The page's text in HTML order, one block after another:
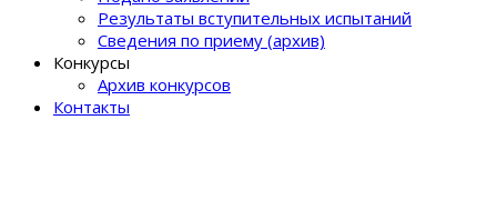
Результаты вступительных испытаний
Сведения по приему (архив)
Конкурсы
Архив конкурсов
Контакты